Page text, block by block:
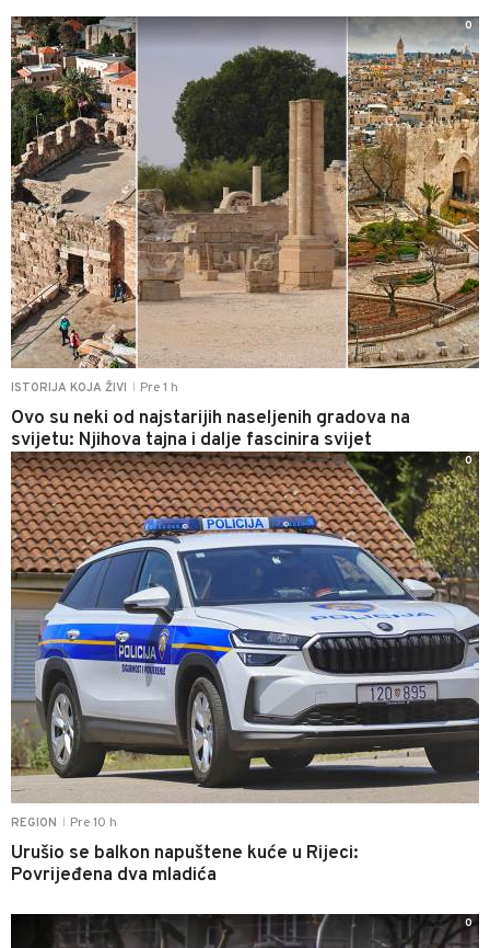
ISTORIJA KOJA ŽIVI Pre 1 h
Ovo su neki od najstarijih naseljenih gradova na
svijetu: Njihova tajna i dalje fascinira svijet
0
REGION Pre 10 h
Urušio se balkon napuštene kuće u Rijeci:
Povrijeđena dva mladića
0
0